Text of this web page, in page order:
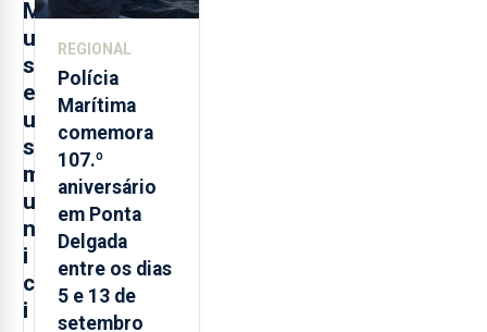
M
u
s
e
u
s
m
u
n
i
c
i
REGIONAL
Polícia
Marítima
comemora
107.º
aniversário
em Ponta
Delgada
entre os dias
5 e 13 de
setembro